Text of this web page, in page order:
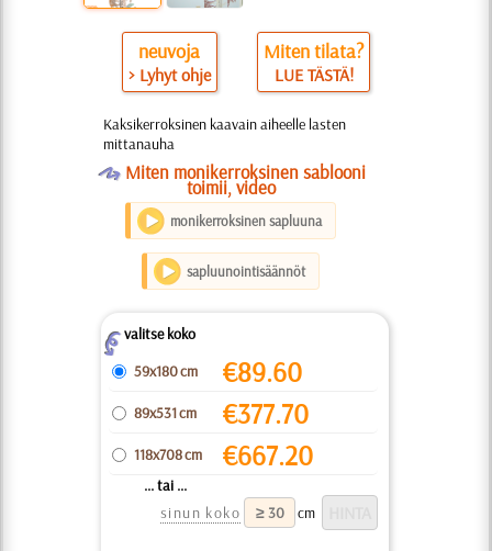
neuvoja
> Lyhyt ohje
Miten tilata?
LUE TÄSTÄ!
Kaksikerroksinen kaavain aiheelle lasten
mittanauha
OMiten monikerroksinen sablooni
toimii, video
monikerroksinen sapluuna
sapluunointisäännöt
Zvalitse koko
59x180 cm
€89.60
89x531 cm €377.70
118x708 cm €667.20
... tai ...
sinun koko
cm